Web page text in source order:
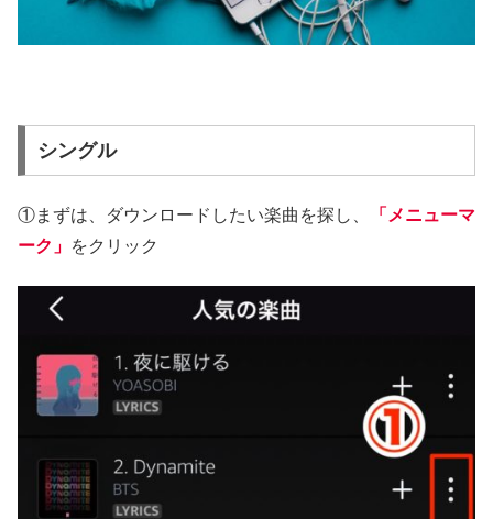
シングル
①まずは、ダウンロードしたい楽曲を探し、
「メニューマ
ーク」 をクリック